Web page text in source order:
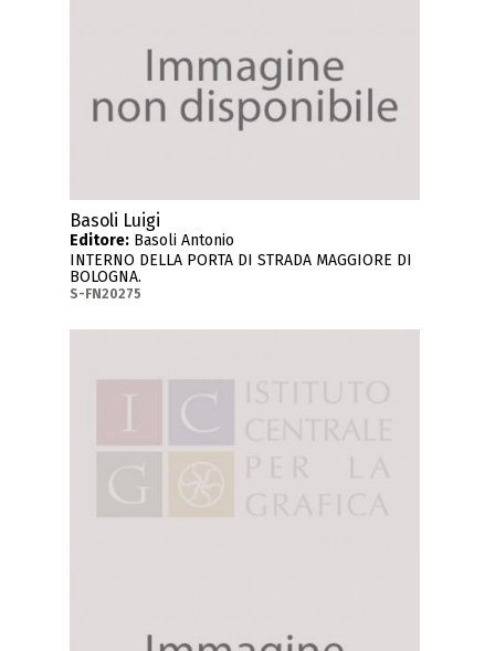
Basoli Luigi
Editore: Basoli Antonio
INTERNO DELLA PORTA DI STRADA MAGGIORE DI
BOLOGNA.
S-FN20275